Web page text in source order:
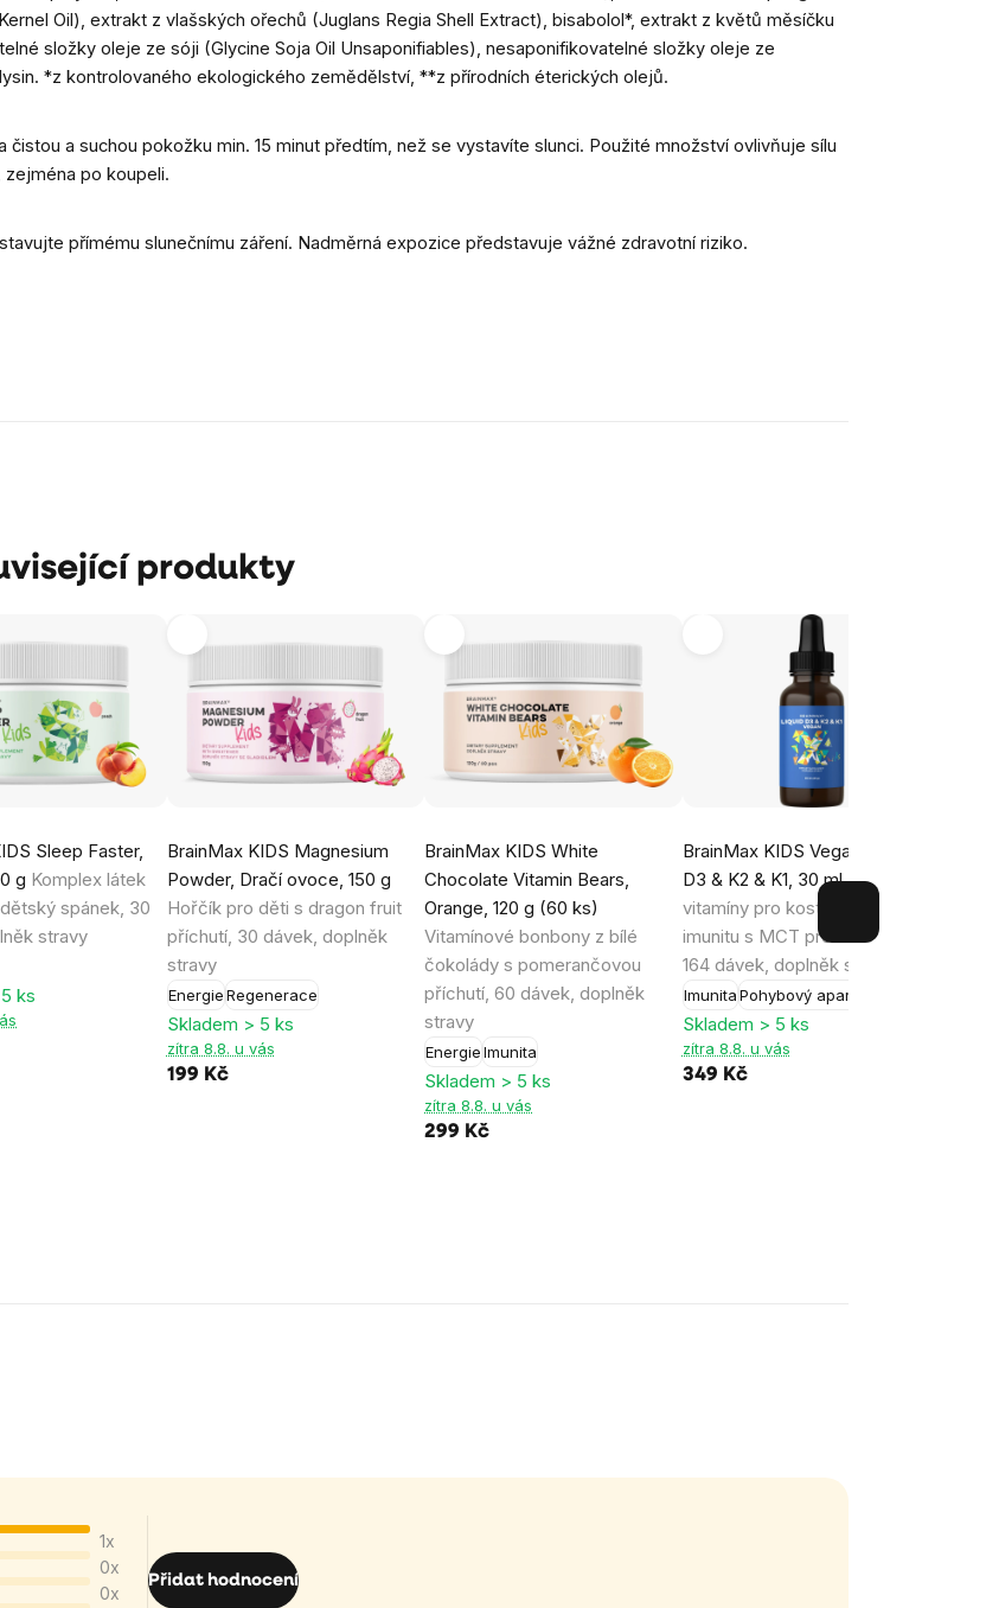
Oil), extrakt z vlašských ořechů (Juglans Regia Shell Extract), bisabolol*, extrakt z květů měsíčku
složky oleje ze sóji (Glycine Soja Oil Unsaponifiables), nesaponifikovatelné složky oleje ze
*z kontrolovaného ekologického zemědělství, **z přírodních éterických olejů.
a suchou pokožku min. 15 minut předtím, než se vystavíte slunci. Použité množství ovlivňuje sílu
po koupeli.
přímému slunečnímu záření. Nadměrná expozice představuje vážné zdravotní riziko.
produkty
Sleep Faster,
g Komplex látek
spánek, 30
stravy
ks
BrainMax KIDS Magnesium
Powder, Dračí ovoce, 150 g
Hořčík pro děti s dragon fruit
příchutí, 30 dávek, doplněk
stravy
EnergieRegenerace
Skladem > 5 ks
zítra 8.8. u vás
199 Kč
BrainMax KIDS White
Chocolate Vitamin Bears,
Orange, 120 g (60 ks)
Vitamínové bonbony z bílé
čokolády s pomerančovou
příchutí, 60 dávek, doplněk
stravy
Energie Imunita
Skladem > 5 ks
zítra 8.8. u vás
299 Kč
BrainMax KIDS Vegan Liquid
D3 & K2 & K1, 30 mlDětské
vitamíny pro kosti, zuby, svaly a
imunitu s MCT pro vstřebání,
164 dávek, doplněk stravy
ImunitaPohybový aparát
Skladem > 5 ks
zítra 8.8. u vás
349 Kč
1x
0x
0x
Přidat hodnocení